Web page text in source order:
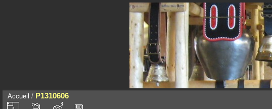
Accueil / P1310606